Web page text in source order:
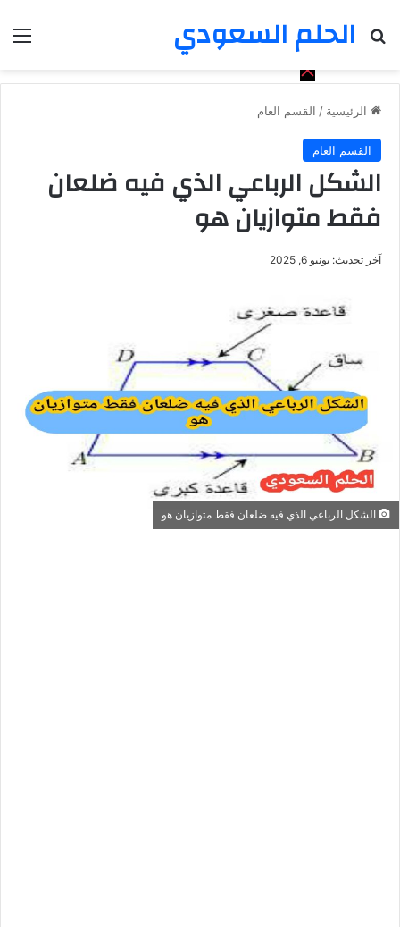
الحلم السعودي
بحث عن
الرئيسية / القسم العام
القسم العام
الشكل الرباعي الذي فيه ضلعان
فقط متوازيان هو
آخر تحديث: يونيو 6, 2025
الشكل الرباعي الذي فيه ضلعان فقط متوازيان هو